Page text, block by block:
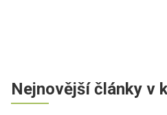
Nejnovější články v